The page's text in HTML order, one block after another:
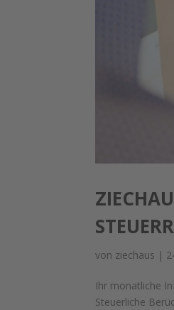
von ziechaus |
Ihr monatliche
Steuerliche